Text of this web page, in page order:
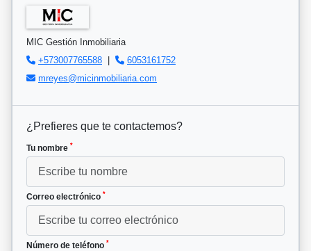
MIC Gestión Inmobiliaria
+573007765588 |
6053161752
mreyes@micinmobiliaria.com
¿Prefieres que te contactemos?
Tu nombre *
Correo electrónico *
Número de teléfono *